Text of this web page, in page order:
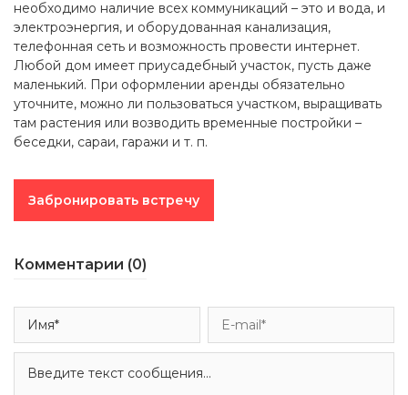
необходимо наличие всех коммуникаций – это и вода, и
электроэнергия, и оборудованная канализация,
телефонная сеть и возможность провести интернет.
Любой дом имеет приусадебный участок, пусть даже
маленький. При оформлении аренды обязательно
уточните, можно ли пользоваться участком, выращивать
там растения или возводить временные постройки –
беседки, сараи, гаражи и т. п.
Забронировать встречу
Комментарии (0)